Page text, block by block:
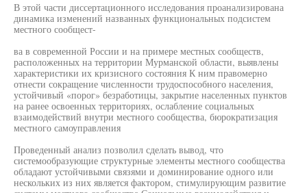
В этой части диссертационного исследования проанализирована
динамика изменений названных функциональных подсистем
местного сообщест-
ва в современной России и на примере местных сообществ,
расположенных на территории Мурманской области, выявлены
характеристики их кризисного состояния К ним правомерно
отнести сокращение численности трудоспособного населения,
устойчивый «порог» безработицы, закрытие населенных пунктов
на ранее освоенных территориях, ослабление социальных
взаимодействий внутри местного сообщества, бюрократизация
местного самоуправления
Проведенный анализ позволил сделать вывод, что
системообразующие структурные элементы местного сообщества
обладают устойчивыми связями и доминирование одного или
нескольких из них является фактором, стимулирующим развитие